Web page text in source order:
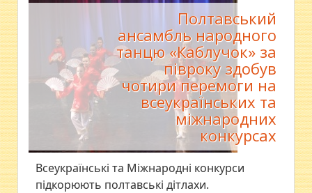
Полтавський
ансамбль народного
танцю «Каблучок» за
півроку здобув
чотири перемоги на
всеукраїнських та
міжнародних
конкурсах
Всеукраїнські та Міжнародні конкурси
підкорюють полтавські дітлахи.